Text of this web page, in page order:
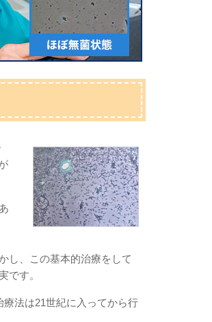
し、この基本的治療をして
です。
法は21世紀に入ってから行